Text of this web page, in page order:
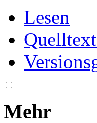
Lesen
Mehr